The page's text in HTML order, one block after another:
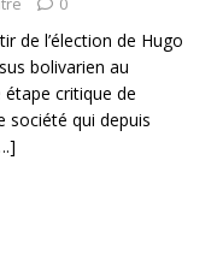
de l’élection de Hugo
bolivarien au
critique de
société qui depuis